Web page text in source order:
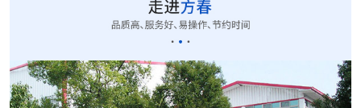
CUT-20立式切粒...